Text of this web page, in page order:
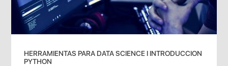
HERRAMIENTAS PARA DATA SCIENCE I INTRODUCCION
PYTHON